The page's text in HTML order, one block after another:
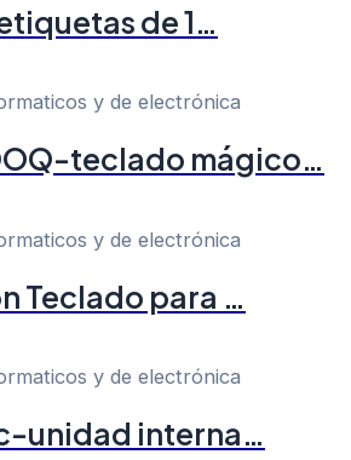
de 1…
y de electrónica
teclado mágico…
y de electrónica
Teclado para …
y de electrónica
unidad interna…